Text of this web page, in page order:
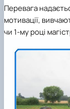
Перевага
мотивації,
чи 1-му році